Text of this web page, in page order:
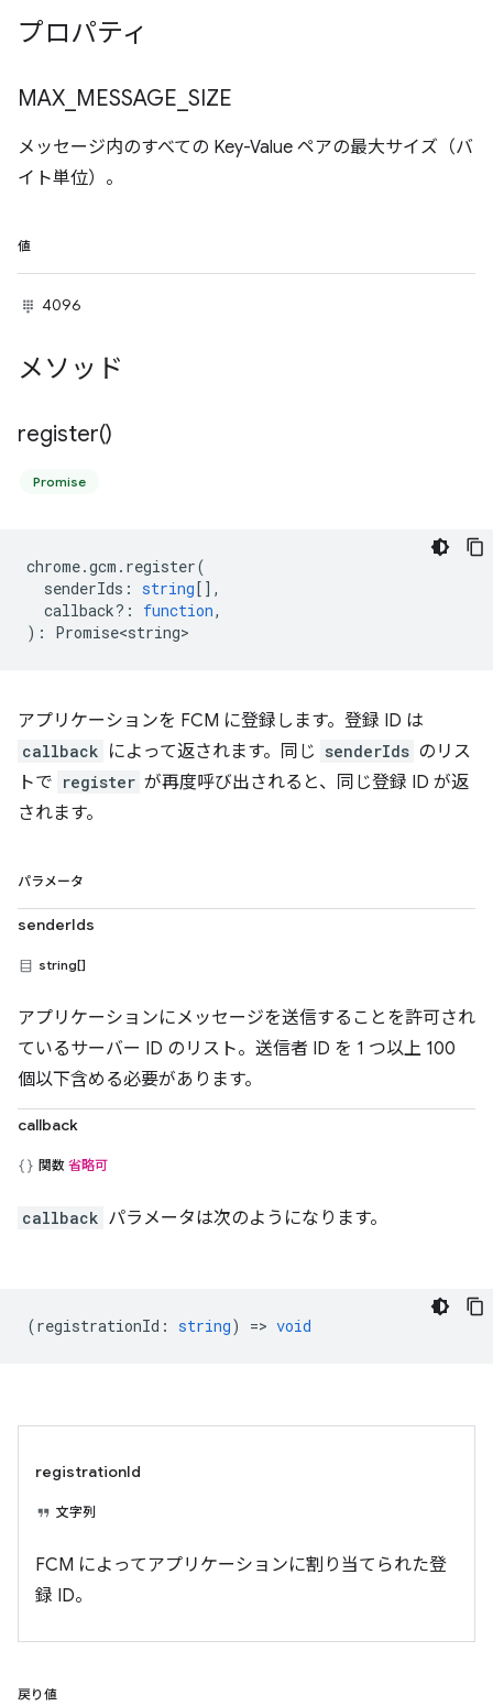
プロパティ
MAX MESSAGE SIZE
メッセージ内のすべての Key-Value ペアの最大サイズ（バ
イト単位）。
値
4096
メソッド
register()
Promise
chrome.gcm . register(
senderIds : string[],
callback? : function,
) : Promise<string>
アプリケーションを FCM に登録します。登録 ID は
callback によって返されます。同じ senderIds のリス
トで register が再度呼び出されると、同じ登録 ID が返
されます。
パラメータ
senderIds
string[]
アプリケーションにメッセージを送信することを許可され
ているサーバー ID のリスト。送信者 ID を 1 つ以上 100
個以下含める必要があります。
callback
関数 省略可
callback パラメータは次のようになります。
(registrationId : string) => void
registrationId
文字列
FCM によってアプリケーションに割り当てられた登
録 ID。
戻り値